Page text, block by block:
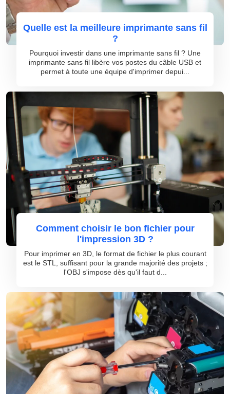
Quelle est la meilleure imprimante sans fil
?
Pourquoi investir dans une imprimante sans fil ? Une
imprimante sans fil libère vos postes du câble USB et
permet à toute une équipe d'imprimer depui...
Comment choisir le bon fichier pour
l'impression 3D ?
Pour imprimer en 3D, le format de fichier le plus courant
est le STL, suffisant pour la grande majorité des projets ;
l'OBJ s'impose dès qu'il faut d...